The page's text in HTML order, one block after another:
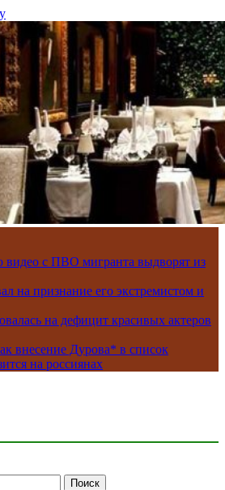
видео с ПВО мигранта выдворят из
на признание его экстремистом и
на дефицит красивых актеров
внесение Дурова* в список
на россиянах